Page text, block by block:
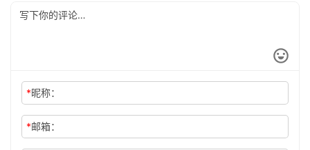
*昵称：
*邮箱：